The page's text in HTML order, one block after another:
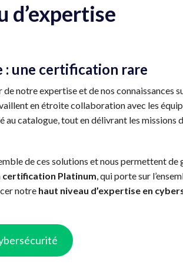
d’expertise
: une certification rare
notre expertise et de nos connaissances
en étroite collaboration avec les
catalogue, tout en délivrant les missions
de ces solutions et nous permettent de
certification Platinum, qui porte sur
notre haut niveau d’expertise en